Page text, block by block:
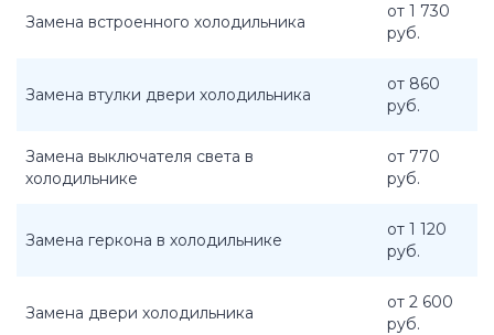
Замена встроенного холодильника
от 1 730
руб.
Замена втулки двери холодильника
от 860
руб.
Замена выключателя света в
холодильнике
от 770
руб.
Замена геркона в холодильнике
от 1 120
руб.
Замена двери холодильника
от 2 600
руб.